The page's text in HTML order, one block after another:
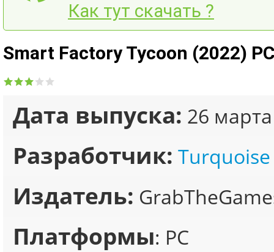
Как тут скачать ?
Smart Factory Tycoon (2022)
Дата выпуска: 26
Разработчик: Turquoise
Издатель:
Платформы: PC